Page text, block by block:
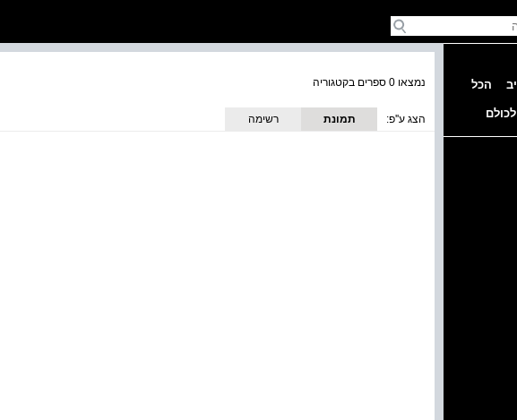
יב הכל
לכולם
נמצאו 0 ספרים בקטגוריה
הצג ע''פ:
תמונת
רשימה